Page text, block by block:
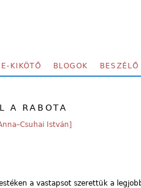
E-KIKÖTŐ BLOGOK BESZÉLŐ
A RABOTA
István]
a vastapsot szerettük a